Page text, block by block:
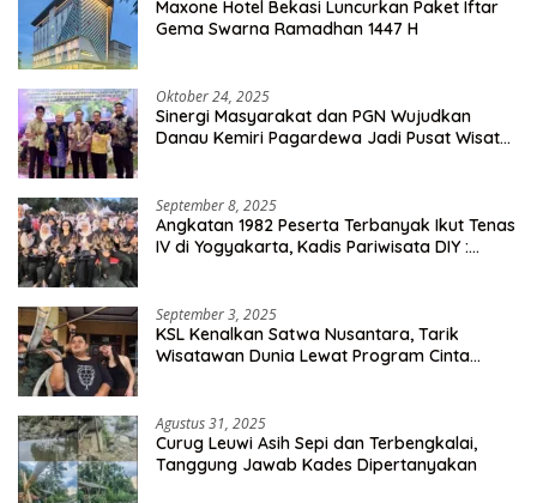
Maxone Hotel Bekasi Luncurkan Paket Iftar
Gema Swarna Ramadhan 1447 H
Oktober 24, 2025
Sinergi Masyarakat dan PGN Wujudkan
Danau Kemiri Pagardewa Jadi Pusat Wisata
September 8, 2025
Angkatan 1982 Peserta Terbanyak Ikut Tenas
IV di Yogyakarta, Kadis Pariwisata DIY :
September 3, 2025
KSL Kenalkan Satwa Nusantara, Tarik
Wisatawan Dunia Lewat Program Cinta
Agustus 31, 2025
Curug Leuwi Asih Sepi dan Terbengkalai,
Tanggung Jawab Kades Dipertanyakan